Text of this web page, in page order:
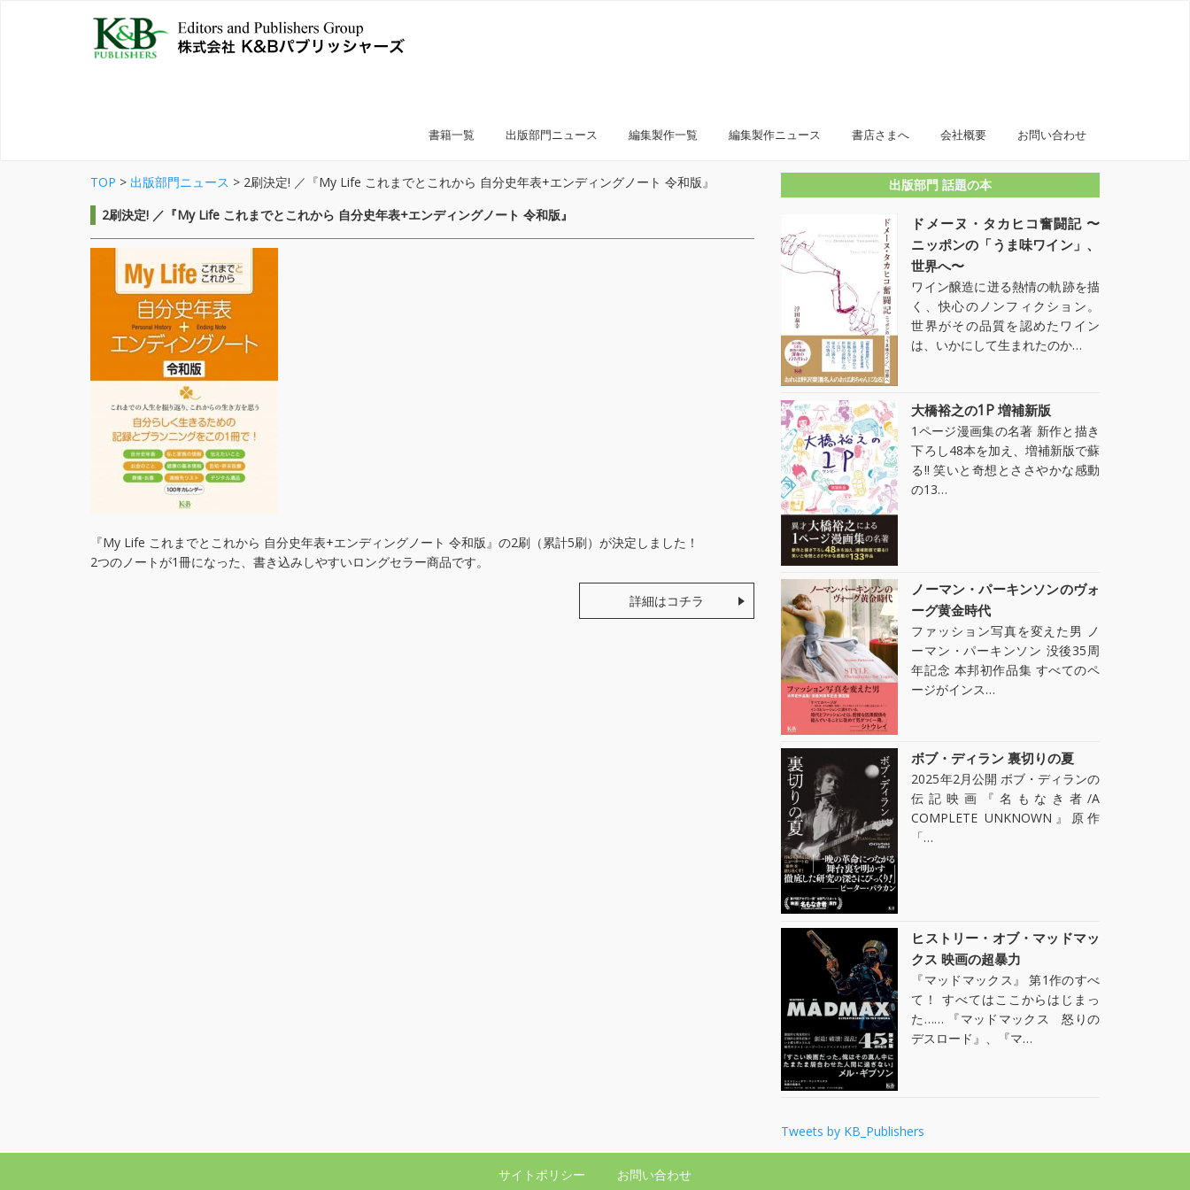
書籍一覧 出版部門ニュース 編集製作一覧 編集製作ニュース 書店さまへ 会社概要 お問い合わせ
TOP > 出版部門ニュース > 2刷決定! ／『My Life これまでとこれから 自分史年表+エンディングノート 令和版』
2刷決定! ／『My Life これまでとこれから 自分史年表+エンディングノート 令和版』
『My Life これまでとこれから 自分史年表+エンディングノート 令和版』の2刷（累計5刷）が決定しました！
2つのノートが1冊になった、書き込みしやすいロングセラー商品です。
詳細はコチラ
出版部門 話題の本
ドメーヌ・タカヒコ奮闘記 〜
ニッポンの「うま味ワイン」、
世界へ〜
ワイン醸造に迸る熱情の軌跡を描
く、快心のノンフィクション。
世界がその品質を認めたワイン
は、いかにして生まれたのか…
大橋裕之の1P 増補新版
1ページ漫画集の名著 新作と描き
下ろし48本を加え、増補新版で蘇
る!! 笑いと奇想とささやかな感動
の13…
ノーマン・パーキンソンのヴォ
ーグ黄金時代
ファッション写真を変えた男 ノ
ーマン・パーキンソン 没後35周
年記念 本邦初作品集 すべてのペ
ージがインス…
ボブ・ディラン 裏切りの夏
2025年2月公開 ボブ・ディランの
伝記映画『名もなき者/A
COMPLETE UNKNOWN』原作
「…
ヒストリー・オブ・マッドマッ
クス 映画の超暴力
『マッドマックス』 第1作のすべ
て！ すべてはここからはじまっ
た…… 『マッドマックス 怒りの
デスロード』、『マ…
Tweets by KB_Publishers
サイトポリシー お問い合わせ